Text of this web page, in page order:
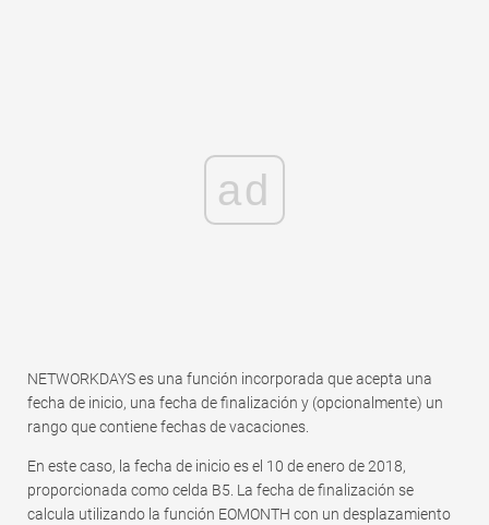
ad
NETWORKDAYS es una función incorporada que acepta una
fecha de inicio, una fecha de finalización y (opcionalmente) un
rango que contiene fechas de vacaciones.
En este caso, la fecha de inicio es el 10 de enero de 2018,
proporcionada como celda B5. La fecha de finalización se
calcula utilizando la función EOMONTH con un desplazamiento